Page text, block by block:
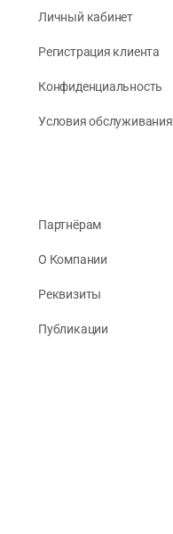
Личный кабинет
Регистрация клиента
Конфиденциальность
Условия обслуживания
Партнёрам
О Компании
Реквизиты
Публикации